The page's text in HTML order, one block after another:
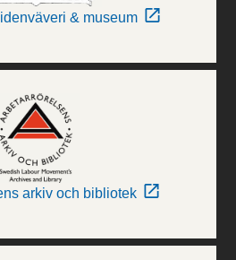
& museum
arkiv och bibliotek